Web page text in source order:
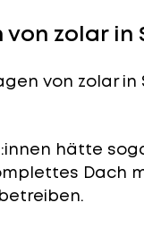
zolar in
von zolar in
hätte
Dach